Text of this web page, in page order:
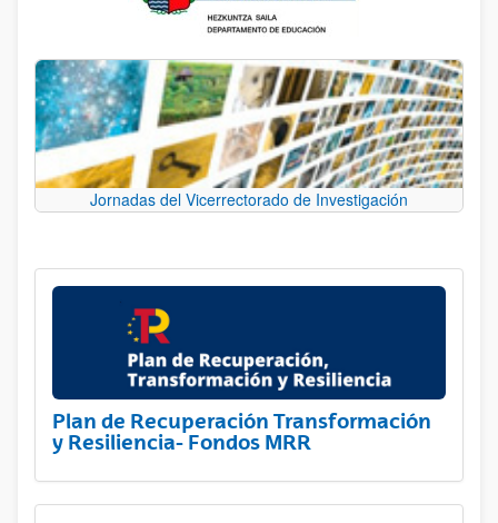
Jornadas del Vicerrectorado de Investigación
Plan de Recuperación Transformación
y Resiliencia- Fondos MRR